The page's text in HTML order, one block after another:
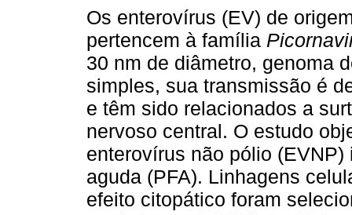
Os enterovírus (EV) de
pertencem à família
30 nm de diâmetro, genoma
simples, sua transmissão é
e têm sido relacionados a
nervoso central. O estudo
enterovírus não pólio
aguda (PFA). Linhagens
efeito citopático foram